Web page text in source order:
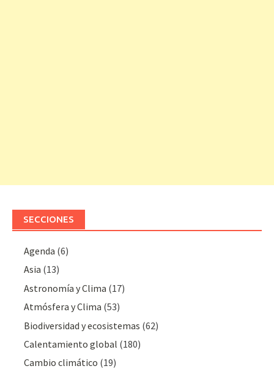
SECCIONES
Agenda (6)
Asia (13)
Astronomía y Clima (17)
Atmósfera y Clima (53)
Biodiversidad y ecosistemas (62)
Calentamiento global (180)
Cambio climático (19)